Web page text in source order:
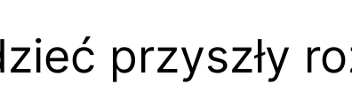
przyszły